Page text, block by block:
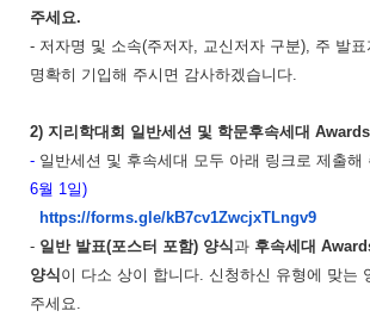
주세요.
- 저자명 및 소속(주저자, 교신저자 구분), 주 발
명확히 기입해 주시면 감사하겠습니다.
2) 지리학대회 일반세션 및 학문후속세대
- 일반세션 및 후속세대 모두 아래 링크로 제출해
6월 1일)
https://forms.gle/kB7cv1ZwcjxTLngv9
- 일반 발표(포스터 포함) 양식과 후속세대
양식이 다소 상이 합니다. 신청하신 유형에 맞는
주세요.